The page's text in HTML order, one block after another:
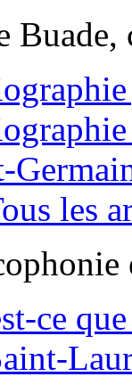
Buade,
les
ce